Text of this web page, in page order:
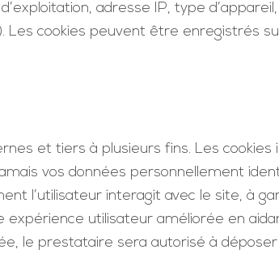
adresse IP, type
Les cookies peuvent être enregistrés
et tiers à plusieurs fins. Les cookies
vos données personnellement
l’utilisateur interagit avec le site, à
utilisateur améliorée en
le prestataire sera autorisé à